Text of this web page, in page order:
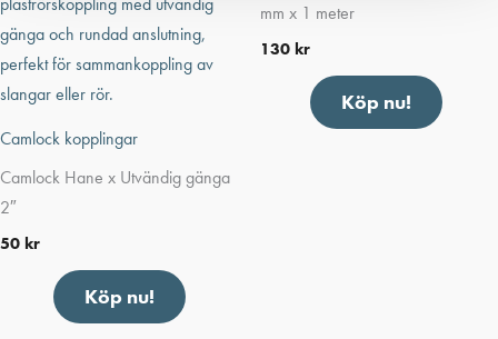
Camlock kopplingar
Camlock Hane x Utvändig gänga
2″
50 kr
Köp nu!
mm x 1 meter
130 kr
Köp nu!